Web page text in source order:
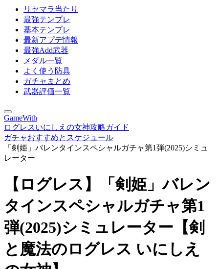
リセマラ当たり
最強テンプレ
基本テンプレ
最新アプデ情報
最強Add武器
メダル一覧
よく使う防具
ガチャまとめ
武器評価一覧
GameWith
ログレスいにしえの女神攻略ガイド
ガチャおすすめとスケジュール
「剣姫」バレンタインスペシャルガチャ第1弾(2025)シミュ
レーター
【ログレス】「剣姫」バレン
タインスペシャルガチャ第1
弾(2025)シミュレーター【剣
と魔法のログレス いにしえ